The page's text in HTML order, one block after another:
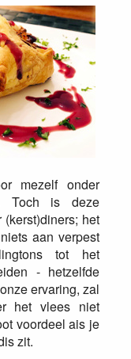
mezelf onder
Toch is deze
het
aan verpest
tot het
- hetzelfde
ervaring, zal
het vlees niet
voordeel ais je
zit.